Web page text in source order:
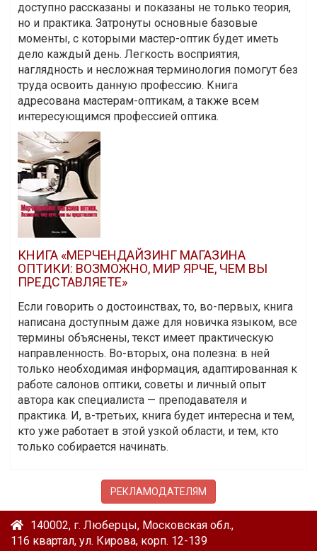
доступно рассказаны и показаны не только теория,
но и практика. Затронуты основные базовые
моменты, с которыми мастер-оптик будет иметь
дело каждый день. Легкость восприятия,
наглядность и несложная терминология помогут без
труда освоить данную профессию. Книга
адресована мастерам-оптикам, а также всем
интересующимся профессией оптика.
КНИГА «МЕРЧЕНДАЙЗИНГ МАГАЗИНА
ОПТИКИ: ВОЗМОЖНО, МИР ЯРЧЕ, ЧЕМ ВЫ
ПРЕДСТАВЛЯЕТЕ»
Если говорить о достоинствах, то, во-первых, книга
написана доступным даже для новичка языком, все
термины объяснены, текст имеет практическую
направленность. Во-вторых, она полезна: в ней
только необходимая информация, адаптированная к
работе салонов оптики, советы и личный опыт
автора как специалиста — преподавателя и
практика. И, в-третьих, книга будет интересна и тем,
кто уже работает в этой узкой области, и тем, кто
только собирается начинать.
РЕКЛАМОДАТЕЛЯМ
140002, г. Люберцы, Московская обл.,
116 квартал, ул. Кирова, корп. 12-139